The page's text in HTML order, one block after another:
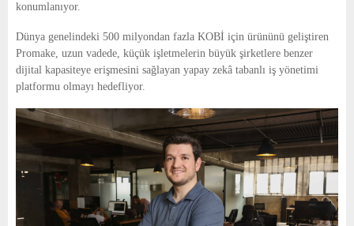
konumlanıyor.
Dünya genelindeki 500 milyondan fazla KOBİ için ürününü geliştiren
Promake, uzun vadede, küçük işletmelerin büyük şirketlere benzer
dijital kapasiteye erişmesini sağlayan yapay zekâ tabanlı iş yönetimi
platformu olmayı hedefliyor.